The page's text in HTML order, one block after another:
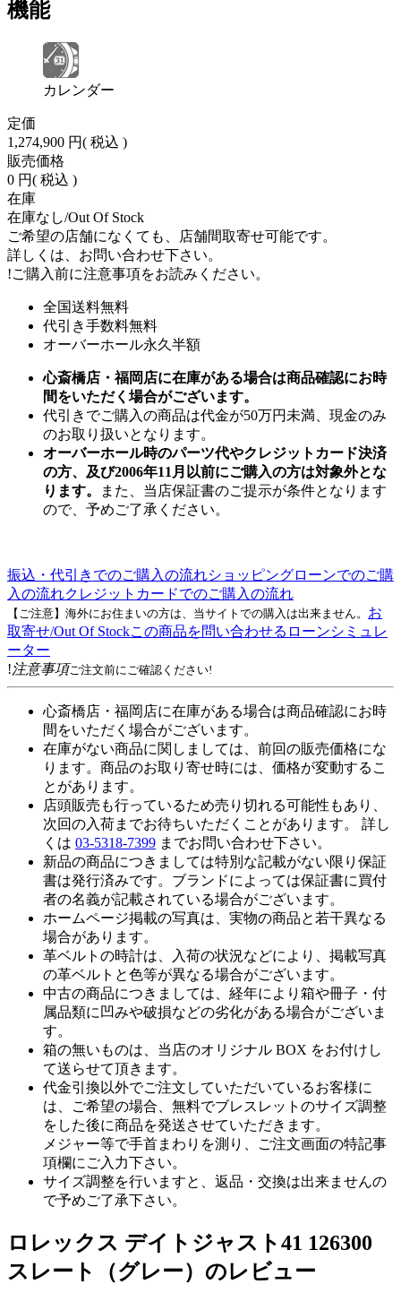
機能
カレンダー
定価
1,274,900 円( 税込 )
販売価格
0 円( 税込 )
在庫
在庫なし/Out Of Stock
ご希望の店舗になくても、店舗間取寄せ可能です。
詳しくは、お問い合わせ下さい。
!ご購入前に注意事項をお読みください。
全国送料無料
代引き手数料無料
オーバーホール永久半額
心斎橋店・福岡店に在庫がある場合は商品確認にお時
間をいただく場合がございます。
代引きでご購入の商品は代金が50万円未満、現金のみ
のお取り扱いとなります。
オーバーホール時のパーツ代やクレジットカード決済
の方、及び2006年11月以前にご購入の方は対象外とな
ります。
また、当店保証書のご提示が条件となります
ので、予めご了承ください。
振込・代引きでのご購入の流れショッピングローンでのご購
入の流れクレジットカードでのご購入の流れ
【ご注意】海外にお住まいの方は、当サイトでの購入は出来ません。 お
取寄せ/Out Of Stockこの商品を問い合わせる ローンシミュレ
ーター
!注意事項ご注文前にご確認ください!
心斎橋店・福岡店に在庫がある場合は商品確認にお時
間をいただく場合がございます。
在庫がない商品に関しましては、前回の販売価格にな
ります。商品のお取り寄せ時には、価格が変動するこ
とがあります。
店頭販売も行っているため売り切れる可能性もあり、
次回の入荷までお待ちいただくことがあります。 詳し
くは 03-5318-7399 までお問い合わせ下さい。
新品の商品につきましては特別な記載がない限り保証
書は発行済みです。ブランドによっては保証書に買付
者の名義が記載されている場合がございます。
ホームページ掲載の写真は、実物の商品と若干異なる
場合があります。
革ベルトの時計は、入荷の状況などにより、掲載写真
の革ベルトと色等が異なる場合がございます。
中古の商品につきましては、経年により箱や冊子・付
属品類に凹みや破損などの劣化がある場合がございま
す。
箱の無いものは、当店のオリジナル BOX をお付けし
て送らせて頂きます。
代金引換以外でご注文していただいているお客様に
は、ご希望の場合、無料でブレスレットのサイズ調整
をした後に商品を発送させていただきます。
メジャー等で手首まわりを測り、ご注文画面の特記事
項欄にご入力下さい。
サイズ調整を行いますと、返品・交換は出来ませんの
で予めご了承下さい。
ロレックス デイトジャスト41 126300
スレート（グレー）のレビュー